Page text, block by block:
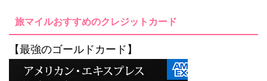
旅マイルおすすめのクレジットカード
【最強のゴールドカード】